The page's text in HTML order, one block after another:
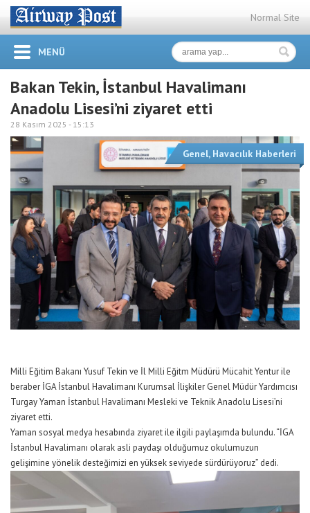
Normal Site
MENÜ
Bakan Tekin, İstanbul Havalimanı
Anadolu Lisesi’ni ziyaret etti
28 Kasım 2025 - 15:13
Genel, Havacılık Haberleri
Milli Eğitim Bakanı Yusuf Tekin ve İl Milli Eğitm Müdürü Mücahit Yentur ile
beraber İGA İstanbul Havalimanı Kurumsal İlişkiler Genel Müdür Yardımcısı
Turgay Yaman İstanbul Havalimanı Mesleki ve Teknik Anadolu Lisesi’ni
ziyaret etti.
Yaman sosyal medya hesabında ziyaret ile ilgili paylaşımda bulundu. “İGA
İstanbul Havalimanı olarak asli paydaşı olduğumuz okulumuzun
gelişimine yönelik desteğimizi en yüksek seviyede sürdürüyoruz” dedi.